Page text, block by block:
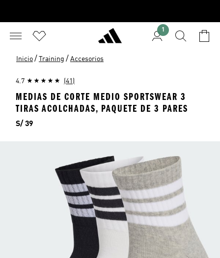
1
Inicio / Training / Accesorios
4.7 (41)
MEDIAS DE CORTE MEDIO SPORTSWEAR 3
TIRAS ACOLCHADAS, PAQUETE DE 3 PARES
Precio
S/ 39